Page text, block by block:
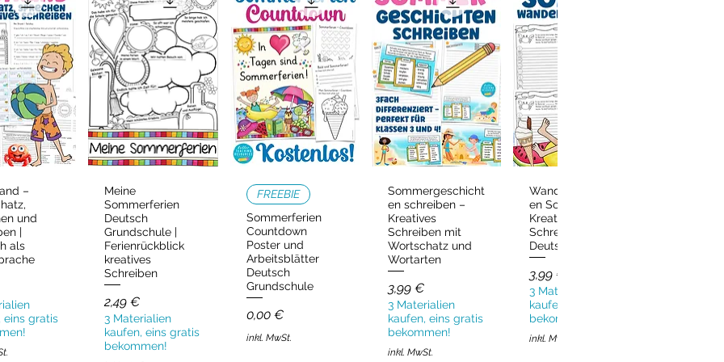
Eine einfache Kiste genügt!
Seiten und steht dir direkt
So kannst du sofort loslegen
basteln.
für dein Klassentier!
auch ein
sparst du viel Geld im Vergleich
Vorlagen für deinen Unterricht in
diesem liebevoll gestalteten
und Bindung in deiner
RIESIG freuen, wenn Du mir eine
–
und
|
als
eins gratis
Schnellansicht
Meine
Sommerferien
Deutsch
Grundschule |
Ferienrückblick
kreatives
Schreiben
Preis
2,49 €
3 Materialien
kaufen, eins gratis
bekommen!
Schnellansicht
FREEBIE
Sommerferien
Countdown
Poster und
Arbeitsblätter
Deutsch
Grundschule
Preis
0,00 €
inkl. MwSt.
Schnellansicht
Sommergeschicht
en schreiben –
Kreatives
Schreiben mit
Wortschatz und
Wortarten
Preis
3,99 €
3 Materialien
kaufen, eins gratis
bekommen!
inkl. MwSt.
Schnellansicht
Wandergeschicht
en Sommer –
Kreatives
Schreiben
Deutsch & DaZ
Preis
3,99 €
3 Materialien
kaufen, eins gratis
bekommen!
inkl. MwSt.